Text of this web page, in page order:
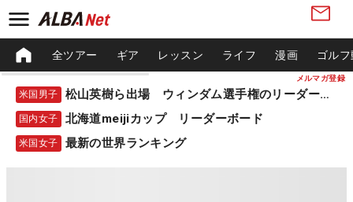
メルマガ登録
全ツアー ギア レッスン ライフ 漫画 ゴル
米国男子 松山英樹ら出場 ウィンダム選手権のリーダーボード
国内女子 北海道meijiカップ リーダーボード
米国女子 最新の世界ランキング